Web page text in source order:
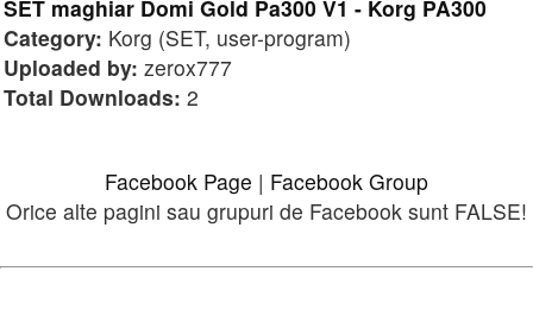
SET maghiar Domi Gold Pa300 V1 - Korg PA300
Category: Korg (SET, user-program)
Uploaded by: zerox777
Total Downloads: 2
Facebook Page | Facebook Group
Orice alte pagini sau grupuri de Facebook sunt FALSE!